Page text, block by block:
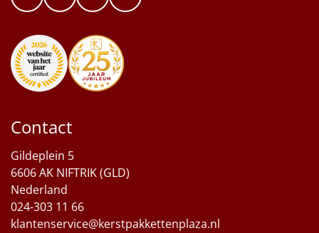
Contact
Gildeplein 5
6606 AK NIFTRIK (GLD)
Nederland
024-303 11 66
klantenservice@kerstpakkettenplaza.nl